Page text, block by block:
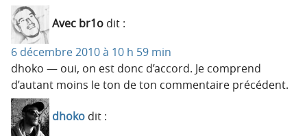
Avec br1o dit :
6 décembre 2010 à 10 h 59 min
dhoko — oui, on est donc d’accord. Je comprend
d’autant moins le ton de ton commentaire précédent.
dhoko dit :